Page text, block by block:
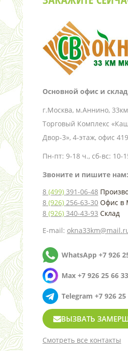
Основной офис и
г.Москва, м.Аннино,
Торговый Комплекс
Двор-3», 4-этаж, офис 419
Пн-пт: 9-18 ч., сб-вс: 10-
Звоните и пишите нам:
8 (499) 391-06-48
8 (926) 256-63-30 Офис в
8 (926) 340-43-93 Склад
E-mail:
WhatsApp +7 926
Max +7 926 25 66
Telegram +7 926 25
ВЫЗВАТЬ
Смотреть все контакты